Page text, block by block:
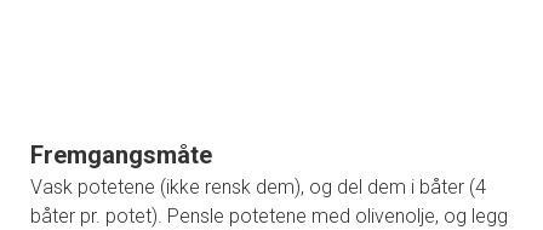
Fremgangsmåte
Vask potetene (ikke rensk dem), og del dem i båter (4
båter pr. potet). Pensle potetene med olivenolje, og legg